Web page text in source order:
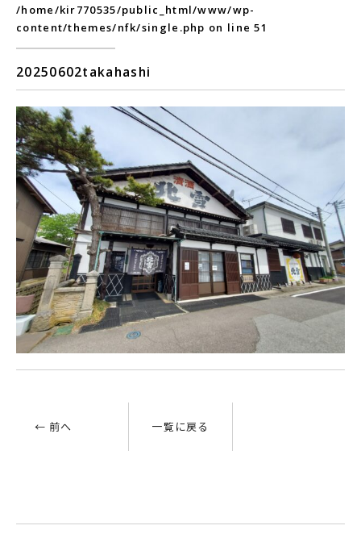
/home/kir770535/public_html/www/wp-
content/themes/nfk/single.php on line51
20250602takahashi
← 前へ 一覧に戻る